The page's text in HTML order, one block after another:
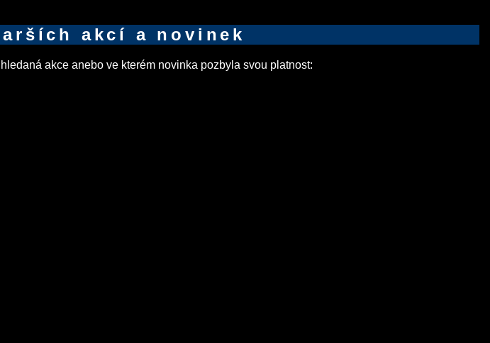
akcí a novinek
akce anebo ve kterém novinka pozbyla svou platnost: